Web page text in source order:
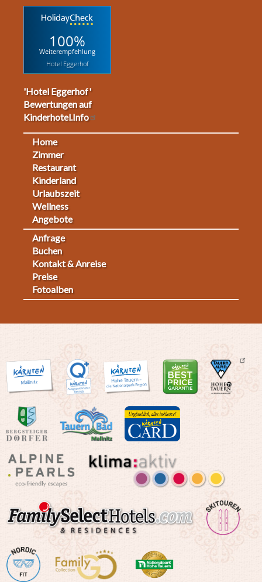
100%
Weiterempfehlung
Hotel Eggerhof
'Hotel Eggerhof'
Bewertungen auf
Kinderhotel.Info
Footermenu
Home
Zimmer
Restaurant
Kinderland
Urlaubszeit
Wellness
Angebote
Fußmenü
2
Anfrage
Buchen
Kontakt & Anreise
Preise
Fotoalben